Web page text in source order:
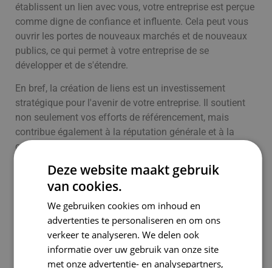
établissent un lien avec vous, votre entreprise est perçue
comme digne de confiance et influente. Cela peut vous
ouvrir les portes de nouveaux marchés et de nouveaux
publics, ce qui permet à votre entreprise de se
développer et de s'étendre.
En bref, la création de liens est un investissement
stratégique pour l'avenir de votre entreprise. Il soutient
non seulement vos efforts de référencement, mais
contribue également à la réputation générale et à la
croissance de votre entreprise. En investissant
bases d'une réussite à long terme et d'une croissance
durable.
Planifier mon introduction
Deze website maakt gebruik
van cookies.
We gebruiken cookies om inhoud en
advertenties te personaliseren en om ons
verkeer te analyseren. We delen ook
informatie over uw gebruik van onze site
met onze advertentie- en analysepartners,